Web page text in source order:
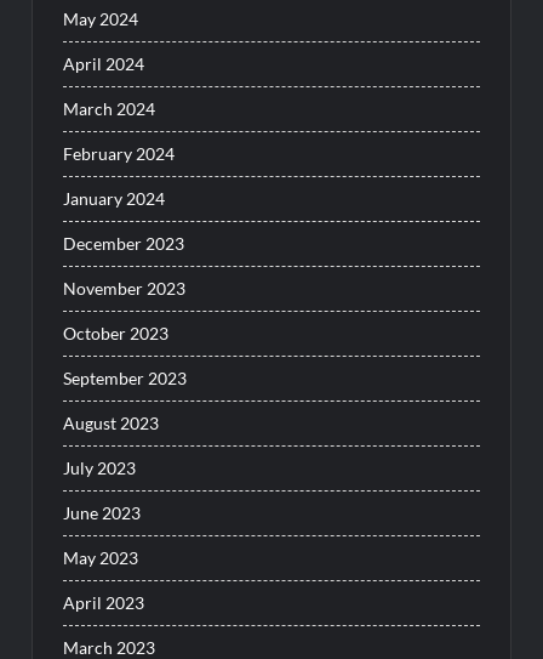
May 2024
April 2024
March 2024
February 2024
January 2024
December 2023
November 2023
October 2023
September 2023
August 2023
July 2023
June 2023
May 2023
April 2023
March 2023